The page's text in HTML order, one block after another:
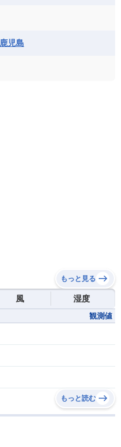
ブルキナファソ
鹿児島
もっと見る
風 湿度
観測値
もっと読む